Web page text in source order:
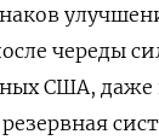
череды
США, даже